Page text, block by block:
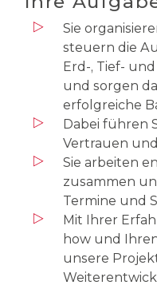
Sie
steuern die
Erd-, Tief-
und sorgen
erfolgreiche
Dabei führen
Vertrauen
Sie arbeiten
zusammen
Termine und
Mit Ihrer
how und
unsere